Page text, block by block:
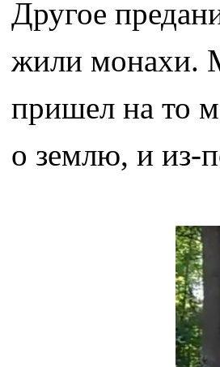
Другое
жили монахи.
пришел на то
о землю, и из-